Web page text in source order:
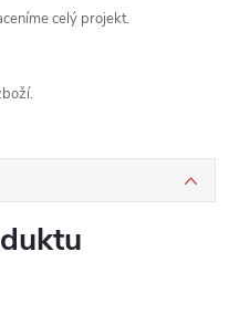
celý projekt.